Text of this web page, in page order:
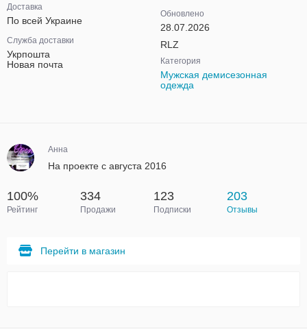
Доставка
По всей Украине
Служба доставки
Укрпошта
Новая почта
Обновлено
28.07.2026
RLZ
Категория
Мужская демисезонная
одежда
Анна
На проекте с августа 2016
100%
Рейтинг
334
Продажи
123
Подписки
203
Отзывы
Перейти в магазин